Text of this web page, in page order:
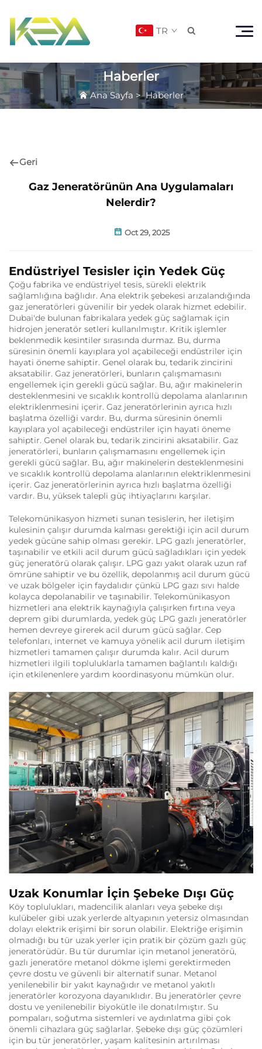
TR 
Haberler
Ana Sayfa >Haberler
Geri
Gaz Jeneratörünün Ana Uygulamaları
Nelerdir?
Oct 29, 2025
Endüstriyel Tesisler için Yedek Güç
Çoğu fabrika ve endüstriyel tesis, sürekli elektrik
sağlamlığına bağlıdır. Ana elektrik şebekesi arızalandığında
gaz jeneratörleri güvenilir bir yedek olarak hizmet edebilir.
Dubai'de bulunan fabrikalara yedek güç sağlamak için
hidrojen jeneratör setleri kullanılmıştır. Kritik işlemler
beklenmedik kesintiler sırasında durmaz. Bu, durma
süresinin önemli kayıplara yol açabileceği endüstriler için
hayati öneme sahiptir. Genel olarak bu, tedarik zincirini
aksatabilir. Gaz jeneratörleri, bunların çalışmamasını
engellemek için gerekli gücü sağlar. Bu, ağır makinelerin
desteklenmesini ve sıcaklık kontrollü depolama alanlarının
elektriklenmesini içerir. Gaz jeneratörlerinin ayrıca hızlı
başlatma özelliği vardır. Bu, durma süresinin önemli
kayıplara yol açabileceği endüstriler için hayati öneme
sahiptir. Genel olarak bu, tedarik zincirini aksatabilir. Gaz
jeneratörleri, bunların çalışmamasını engellemek için
gerekli gücü sağlar. Bu, ağır makinelerin desteklenmesini
ve sıcaklık kontrollü depolama alanlarının elektriklenmesini
içerir. Gaz jeneratörlerinin ayrıca hızlı başlatma özelliği
vardır. Bu, yüksek talepli güç ihtiyaçlarını karşılar.
Telekomünikasyon hizmeti sunan tesislerin, her iletişim
kulesinin çalışır durumda kalması gerektiği için acil durum
yedek gücüne sahip olması gerekir. LPG gazlı jeneratörler,
taşınabilir ve etkili acil durum gücü sağladıkları için yedek
güç jeneratörü olarak çalışır. LPG gazı yakıt olarak uzun raf
ömrüne sahiptir ve bu özellik, depolanmış acil durum gücü
ve uzak bölgeler için faydalıdır çünkü LPG gazı sıvı halde
kolayca depolanabilir ve taşınabilir. Telekomünikasyon
hizmetleri ana elektrik kaynağıyla çalışırken fırtına veya
deprem gibi durumlarda, yedek güç LPG gazlı jeneratörler
hemen devreye girerek acil durum gücü sağlar. Cep
telefonları, internet ve kamuya yönelik acil durum iletişim
hizmetleri tamamen çalışır durumda kalır. Acil durum
hizmetleri ilgili topluluklarla tamamen bağlantılı kaldığı
için etkilenenlere yardım koordinasyonu mümkün olur.
Uzak Konumlar İçin Şebeke Dışı Güç
Köy toplulukları, madencilik alanları veya şebeke dışı
kulübeler gibi uzak yerlerde altyapının yetersiz olmasından
dolayı elektrik erişimi bir sorun olabilir. Elektriğe erişimin
olmadığı bu tür uzak yerler için pratik bir çözüm gazlı güç
jeneratörüdür. Bu tür durumlar için metanol jeneratörü,
gazlı jeneratöre metanol dökme işlemi gerektirmeden
çevre dostu ve güvenli bir alternatif sunar. Metanol
yenilenebilir bir yakıt kaynağıdır ve metanol yakıtlı
jeneratörler korozyona dayanıklıdır. Bu jeneratörler çevre
dostu ve yenilenebilir biyokütle ile donatılmıştır. Su
pompaları, soğutma sistemleri ve aydınlatma gibi çok
önemli cihazlara güç sağlarlar. Şebeke dışı güç çözümleri
için bu tür jeneratörler, yaşam kalitesinin artırılması